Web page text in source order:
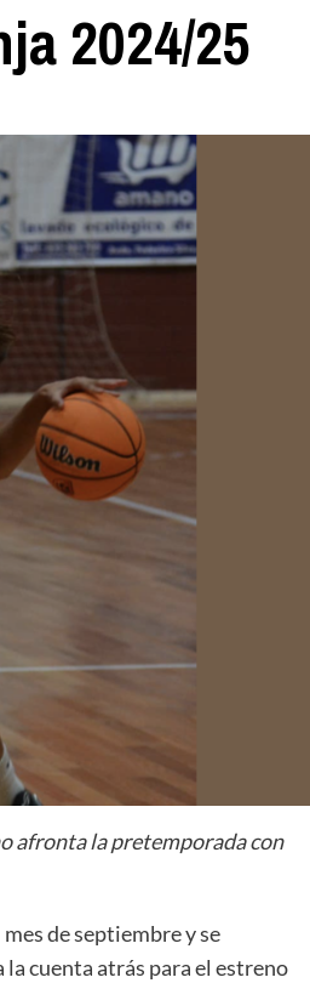
2024/25
afronta la pretemporada con
de septiembre y se
la cuenta atrás para el estreno
bTactic
bTactic
mayores. Vamos creciendo. Tanto así
20 de mayo celebramos nuestro
Y todo crecimiento conlleva
Cambio que...